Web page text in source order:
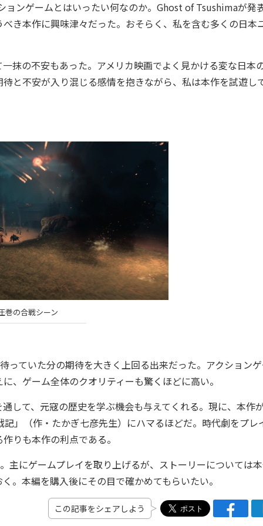
ンゲームとはいったい何なのか。Ghost of Tsushimaが発
き本作に興味津々だった。おそらく、私を含む多くの日本
の不安もあった。アメリカ映画でよく見かける変な日本
と不安が入り混じる感情を抱きながら、私は本作を試遊し
巻の合戦シーン
ていた分の期待を大きく上回る出来だった。アクション
、ゲーム全体のクオリティーも驚くほどに高い。
て、元寇の歴史を学ぶ機会も与えてくれる。現に、本作
」（作・たかぎ七彦先生）にハマるほどだ。時代劇をプレ
りも本作の利点である。
にゲームプレイを取り上げるが、ストーリーについては
。本編を購入後にその目で確かめてもらいたい。
この記事をシェアしよう